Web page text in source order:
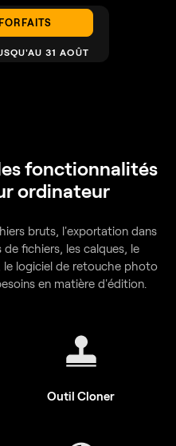
31 AOÛT
fonctionnalités
ordinateur
bruts, l'exportation dans
fichiers, les calques, le
le logiciel de retouche photo
en matière d'édition.
Outil Cloner